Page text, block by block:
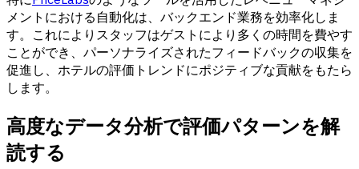
メントにおける自動化は、バックエンド業務を効率化しま
す。これによりスタッフはゲストにより多くの時間を費やす
ことができ、パーソナライズされたフィードバックの収集を
促進し、ホテルの評価トレンドにポジティブな貢献をもたら
します。
高度なデータ分析で評価パターンを解
読する